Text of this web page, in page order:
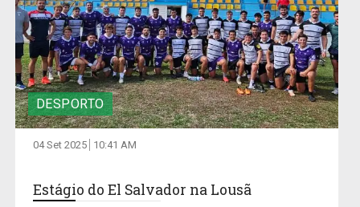
DESPORTO
04 Set 2025 10:41 AM
Estágio do El Salvador na Lousã